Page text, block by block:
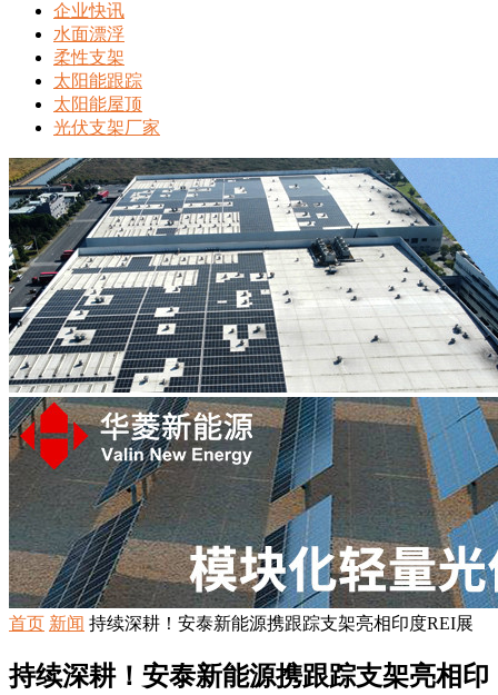
企业快讯
水面漂浮
柔性支架
太阳能跟踪
太阳能屋顶
光伏支架厂家
首页 新闻 持续深耕！安泰新能源携跟踪支架亮相印度REI展
持续深耕！安泰新能源携跟踪支架亮相印